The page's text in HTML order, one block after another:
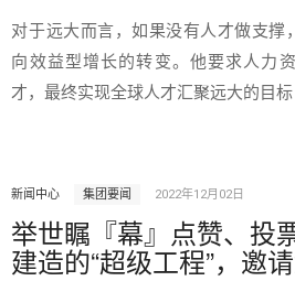
对于远大而言，如果没有人才做支撑
向效益型增长的转变。他要求人力
才，最终实现全球人才汇聚远大的目标
新闻中心 集团要闻 2022年12月02日
举世瞩『幕』点赞、投
建造的“超级工程”，邀